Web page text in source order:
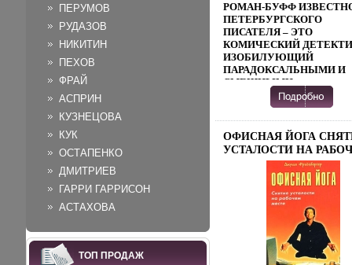
ПЕРУМОВ
РУДАЗОВ
НИКИТИН
ПЕХОВ
ФРАЙ
АСПРИН
КУЗНЕЦОВА
КУК
ОСТАПЕНКО
ДМИТРИЕВ
ГАРРИ ГАРРИСОН
АСТАХОВА
ТОП ПРОДАЖ
РОМАН-БУФФ
ПЕТЕРБУРГСКОГО
ПИСАТЕЛЯ – ЭТО
КОМИЧЕСКИЙ
ИЗОБИЛУЮЩИЙ
ПАРАДОКСАЛЬНЫМИ И
СМЕШНЫМИ
СИТУАЦИЯМИ, С
АВАНТЮРНЫМ
И СИМПАТИЧНЫМИ В
СВОЕМ ИДИОТИЗМЕ
ПРОИЗВЕДАТЧХЛЕНИЯ
ПОЛЬЗОВАТЕЛЯМ
ОСУЩЕСТВЛЯЕТСЯ
"ЛИТРЕС"
ПРЕДОСТАВЛЕНИЕ
ПРОИЗВЕДЕНИЯ
ПОЛЬЗОВАТЕЛЯМ
ОСУЩЕСТВЛЯЕТСЯ
"ЛИТРЕС".
ОФИСНАЯ ЙОГА
УСТАЛОСТИ НА
МЕСТЕ
ДИЛЯ, 2003 Г МЯГКАЯ
ОБЛОЖКА, 192 СТР
8174-0305-6 ТИРАЖ:
ЭКЗ ФОРМАТ: 84X108/
(~130Х205 ММ) ИНФО